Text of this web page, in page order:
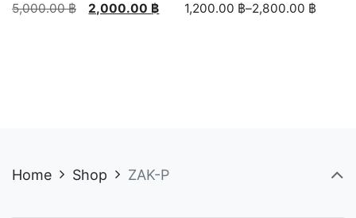
5,000.00฿
Original
2,000.00 ฿
Current
be
on
1,200.00 ฿–2,800.00 ฿
Price
on
Home Shop ZAK-P